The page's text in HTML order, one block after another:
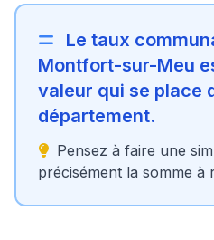
Le taux
Montfort-sur-Meu
valeur qui se place
département.
Pensez à faire une
précisément la somme à